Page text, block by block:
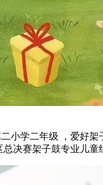
小学二年级 ，爱好
决赛架子鼓专业儿童